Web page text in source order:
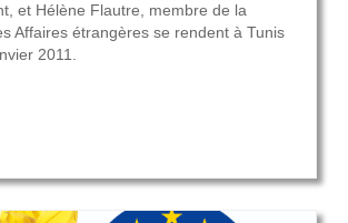
et Hélène Flautre, membre de la
Affaires étrangères se rendent à Tunis
2011.